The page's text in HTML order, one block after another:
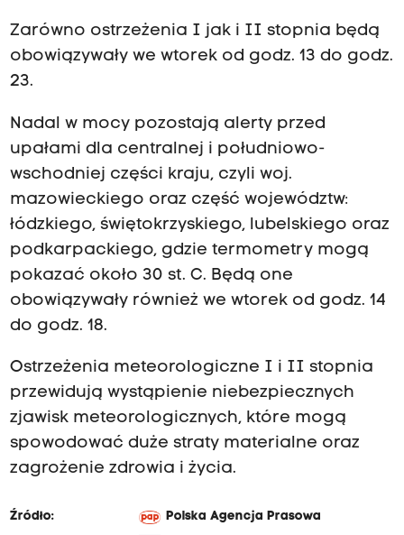
Zarówno ostrzeżenia I jak i II stopnia będą
obowiązywały we wtorek od godz. 13 do godz.
23.
Nadal w mocy pozostają alerty przed
upałami dla centralnej i południowo-
wschodniej części kraju, czyli woj.
mazowieckiego oraz część województw:
łódzkiego, świętokrzyskiego, lubelskiego oraz
podkarpackiego, gdzie termometry mogą
pokazać około 30 st. C. Będą one
obowiązywały również we wtorek od godz. 14
do godz. 18.
Ostrzeżenia meteorologiczne I i II stopnia
przewidują wystąpienie niebezpiecznych
zjawisk meteorologicznych, które mogą
spowodować duże straty materialne oraz
zagrożenie zdrowia i życia.
Źródło:
Polska Agencja Prasowa